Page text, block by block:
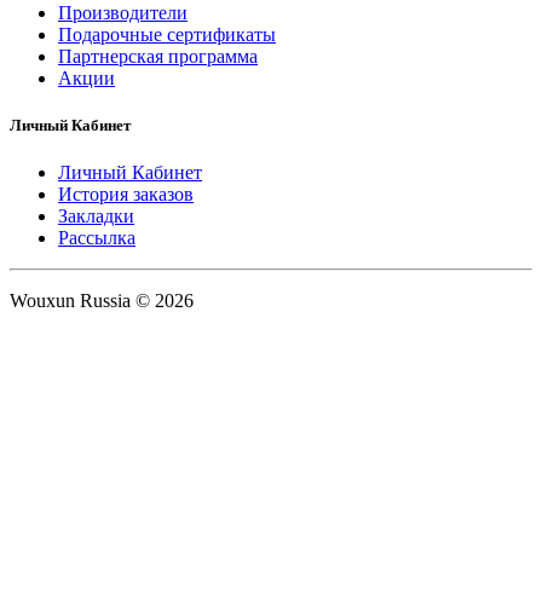
Производители
Подарочные сертификаты
Партнерская программа
Акции
Личный Кабинет
Личный Кабинет
История заказов
Закладки
Рассылка
Wouxun Russia © 2026